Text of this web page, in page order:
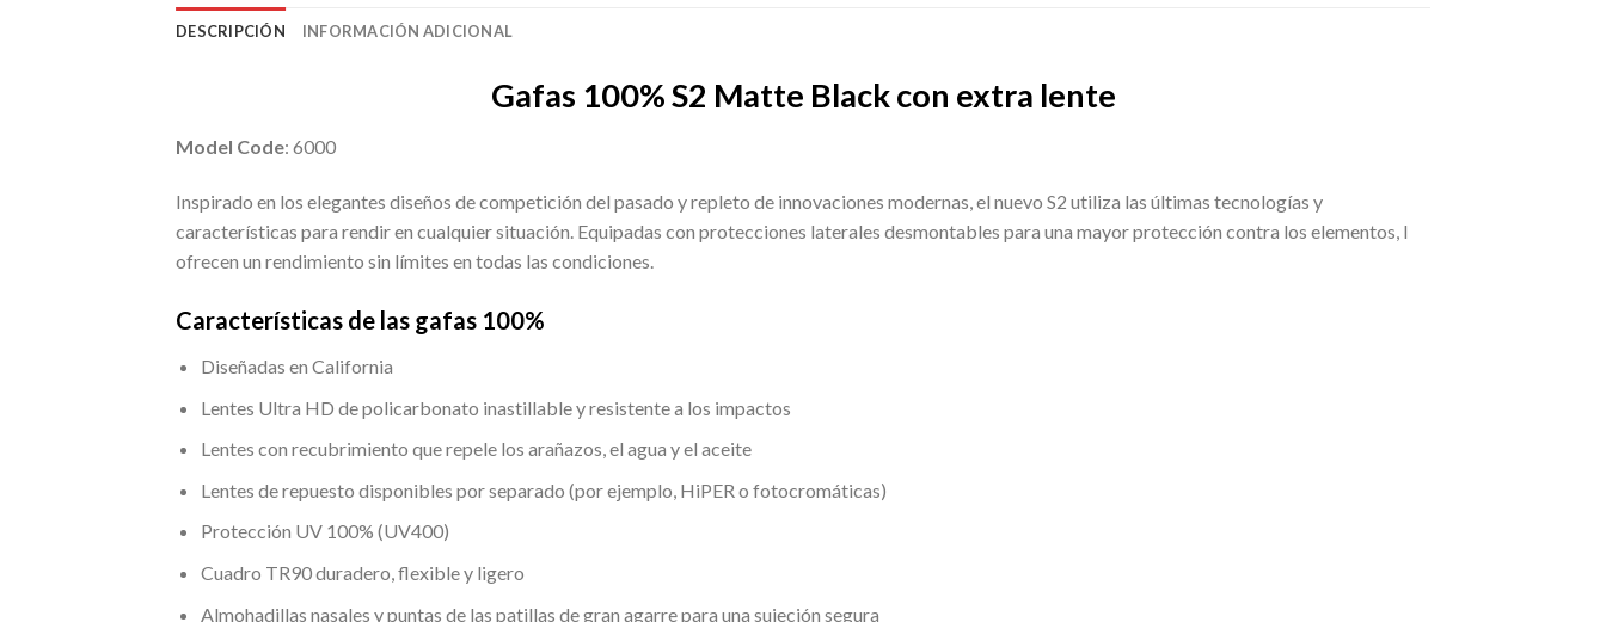
DESCRIPCIÓN INFORMACIÓN ADICIONAL
Gafas 100% S2 Matte Black con extra lente
Model Code: 6000
Inspirado en los elegantes diseños de competición del pasado y repleto de innovaciones modernas, el nuevo S2 utiliza las últimas tecnologías y
características para rendir en cualquier situación. Equipadas con protecciones laterales desmontables para una mayor protección contra los elementos, l
ofrecen un rendimiento sin límites en todas las condiciones.
Características de las gafas 100%
Diseñadas en California
Lentes Ultra HD de policarbonato inastillable y resistente a los impactos
Lentes con recubrimiento que repele los arañazos, el agua y el aceite
Lentes de repuesto disponibles por separado (por ejemplo, HiPER o fotocromáticas)
Protección UV 100% (UV400)
Cuadro TR90 duradero, flexible y ligero
Almohadillas nasales y puntas de las patillas de gran agarre para una sujeción segura